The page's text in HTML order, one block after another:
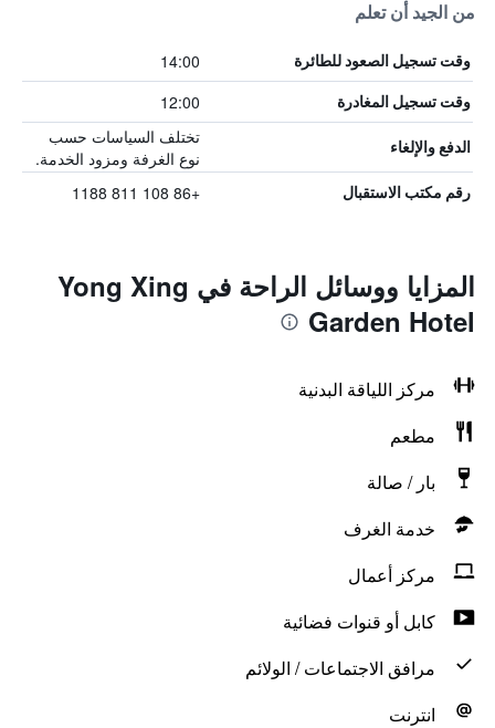
من الجيد أن تعلم
وقت تسجيل الصعود للطائرة 14:00
وقت تسجيل المغادرة 12:00
الدفع والإلغاء
تختلف السياسات حسب
نوع الغرفة ومزود الخدمة.
رقم مكتب الاستقبال +86 108 811 1188
المزايا ووسائل الراحة في Yong Xing
Garden Hotel
مركز اللياقة البدنية
مطعم
بار / صالة
خدمة الغرف
مركز أعمال
كابل أو قنوات فضائية
مرافق الاجتماعات / الولائم
انترنت